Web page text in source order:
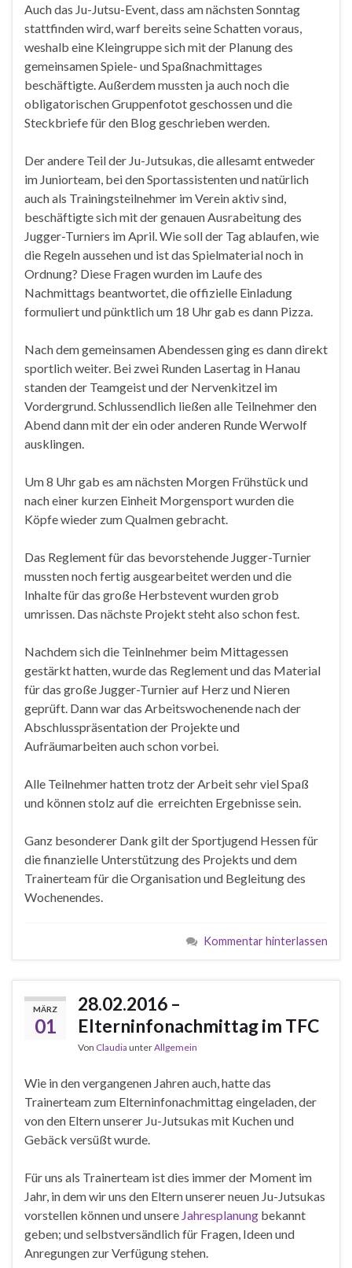
Auch das Ju-Jutsu-Event, dass am nächsten Sonntag
stattfinden wird, warf bereits seine Schatten voraus,
weshalb eine Kleingruppe sich mit der Planung des
gemeinsamen Spiele- und Spaßnachmittages
beschäftigte. Außerdem mussten ja auch noch die
obligatorischen Gruppenfotot geschossen und die
Steckbriefe für den Blog geschrieben werden.
Der andere Teil der Ju-Jutsukas, die allesamt entweder
im Juniorteam, bei den Sportassistenten und natürlich
auch als Trainingsteilnehmer im Verein aktiv sind,
beschäftigte sich mit der genauen Ausrabeitung des
Jugger-Turniers im April. Wie soll der Tag ablaufen, wie
die Regeln aussehen und ist das Spielmaterial noch in
Ordnung? Diese Fragen wurden im Laufe des
Nachmittags beantwortet, die offizielle Einladung
formuliert und pünktlich um 18 Uhr gab es dann Pizza.
Nach dem gemeinsamen Abendessen ging es dann direkt
sportlich weiter. Bei zwei Runden Lasertag in Hanau
standen der Teamgeist und der Nervenkitzel im
Vordergrund. Schlussendlich ließen alle Teilnehmer den
Abend dann mit der ein oder anderen Runde Werwolf
ausklingen.
Um 8 Uhr gab es am nächsten Morgen Frühstück und
nach einer kurzen Einheit Morgensport wurden die
Köpfe wieder zum Qualmen gebracht.
Das Reglement für das bevorstehende Jugger-Turnier
mussten noch fertig ausgearbeitet werden und die
Inhalte für das große Herbstevent wurden grob
umrissen. Das nächste Projekt steht also schon fest.
Nachdem sich die Teinlnehmer beim Mittagessen
gestärkt hatten, wurde das Reglement und das Material
für das große Jugger-Turnier auf Herz und Nieren
geprüft. Dann war das Arbeitswochenende nach der
Abschlusspräsentation der Projekte und
Aufräumarbeiten auch schon vorbei.
Alle Teilnehmer hatten trotz der Arbeit sehr viel Spaß
und können stolz auf die erreichten Ergebnisse sein.
Ganz besonderer Dank gilt der Sportjugend Hessen für
die finanzielle Unterstützung des Projekts und dem
Trainerteam für die Organisation und Begleitung des
Wochenendes.
Kommentar hinterlassen
MÄRZ
01
28.02.2016 –
Elterninfonachmittag im TFC
Von Claudia unterAllgemein
Wie in den vergangenen Jahren auch, hatte das
Trainerteam zum Elterninfonachmittag eingeladen, der
von den Eltern unserer Ju-Jutsukas mit Kuchen und
Gebäck versüßt wurde.
Für uns als Trainerteam ist dies immer der Moment im
Jahr, in dem wir uns den Eltern unserer neuen Ju-Jutsukas
vorstellen können und unsere Jahresplanung bekannt
geben; und selbstversändlich für Fragen, Ideen und
Anregungen zur Verfügung stehen.